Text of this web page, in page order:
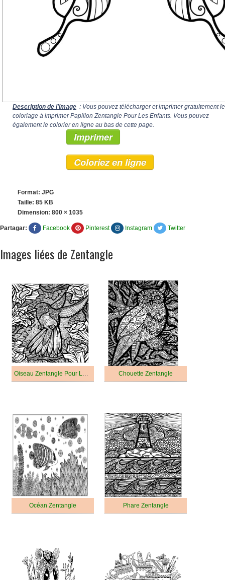
Description de l'image : Vous pouvez télécharger et imprimer gratuitement le
coloriage à imprimer Papillon Zentangle Pour Les Enfants. Vous pouvez
également le colorier en ligne au bas de cette page.
Imprimer
Coloriez en ligne
Format: JPG
Taille: 85 KB
Dimension: 800 × 1035
Partagar: Facebook Pinterest Instagram Twitter
Images liées de Zentangle
Oiseau Zentangle Pour Les Adultes Chouette Zentangle
Océan Zentangle Phare Zentangle